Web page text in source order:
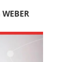
WEBER